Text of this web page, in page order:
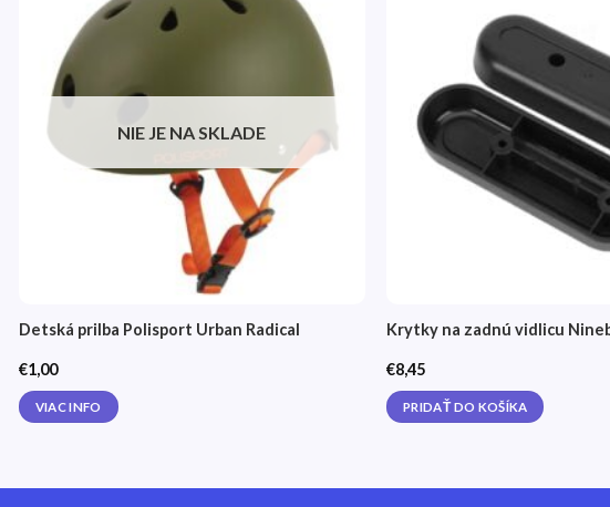
Pridať
do
zoznamu
želaní
NIE JE NA SKLADE
Detská prilba Polisport Urban Radical
€1,00
VIAC INFO
Krytky na zadnú vidlicu
€8,45
PRIDAŤ DO KOŠÍKA